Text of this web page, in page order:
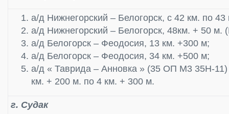
а/д Нижнегорский – Белогорск, с 42 км. по
а/д Нижнегорский – Белогорск, 48км. + 50 м.
а/д Белогорск – Феодосия, 13 км. +300 м;
а/д Белогорск – Феодосия, 34 км. +500 м;
а/д « Таврида – Анновка » (35 ОП М3 35Н-11)
км. + 200 м. по 4 км. + 300 м.
г. Судак